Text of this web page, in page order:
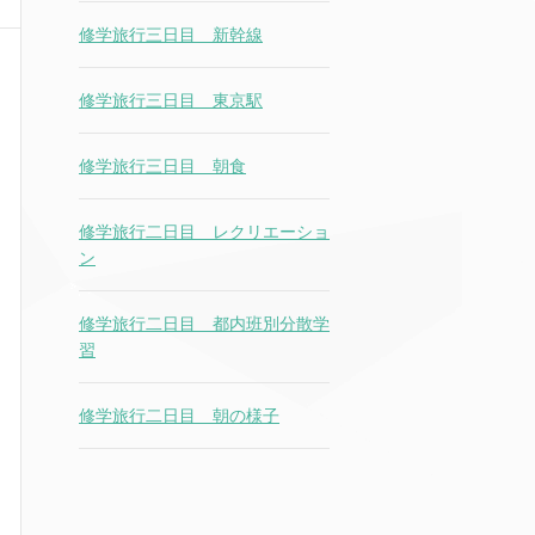
修学旅行三日目 新幹線
修学旅行三日目 東京駅
修学旅行三日目 朝食
修学旅行二日目 レクリエーショ
ン
修学旅行二日目 都内班別分散学
習
修学旅行二日目 朝の様子